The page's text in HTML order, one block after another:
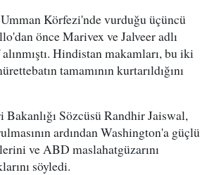
Körfezi'nde vurduğu üçüncü
önce Marivex ve Jalveer adlı
Hindistan makamları, bu iki
tamamının kurtarıldığını
Sözcüsü Randhir Jaiswal,
ardından Washington'a güçlü
ve ABD maslahatgüzarını
söyledi.